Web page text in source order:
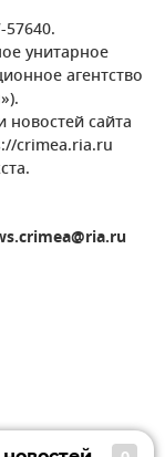
унитарное
агентство
сайта
crimea.ria.ru